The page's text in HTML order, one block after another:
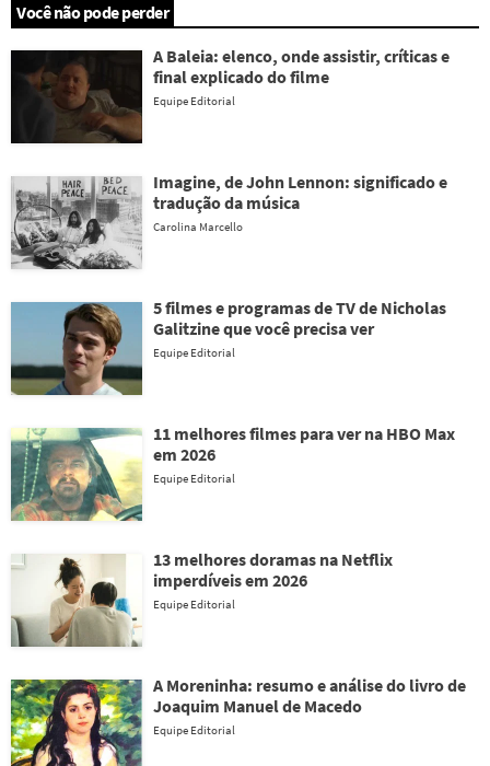
Você não pode perder
A Baleia: elenco, onde assistir, críticas e
final explicado do filme
Equipe Editorial
Imagine, de John Lennon: significado e
tradução da música
Carolina Marcello
5 filmes e programas de TV de Nicholas
Galitzine que você precisa ver
Equipe Editorial
11 melhores filmes para ver na HBO Max
em 2026
Equipe Editorial
13 melhores doramas na Netflix
imperdíveis em 2026
Equipe Editorial
A Moreninha: resumo e análise do livro de
Joaquim Manuel de Macedo
Equipe Editorial